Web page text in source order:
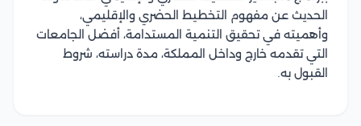
الحديث عن مفهوم التخطيط الحضري والإقليمي،
وأهميته في تحقيق التنمية المستدامة، أفضل الجامعات
التي تقدمه خارج وداخل المملكة، مدة دراسته، شروط
القبول به.